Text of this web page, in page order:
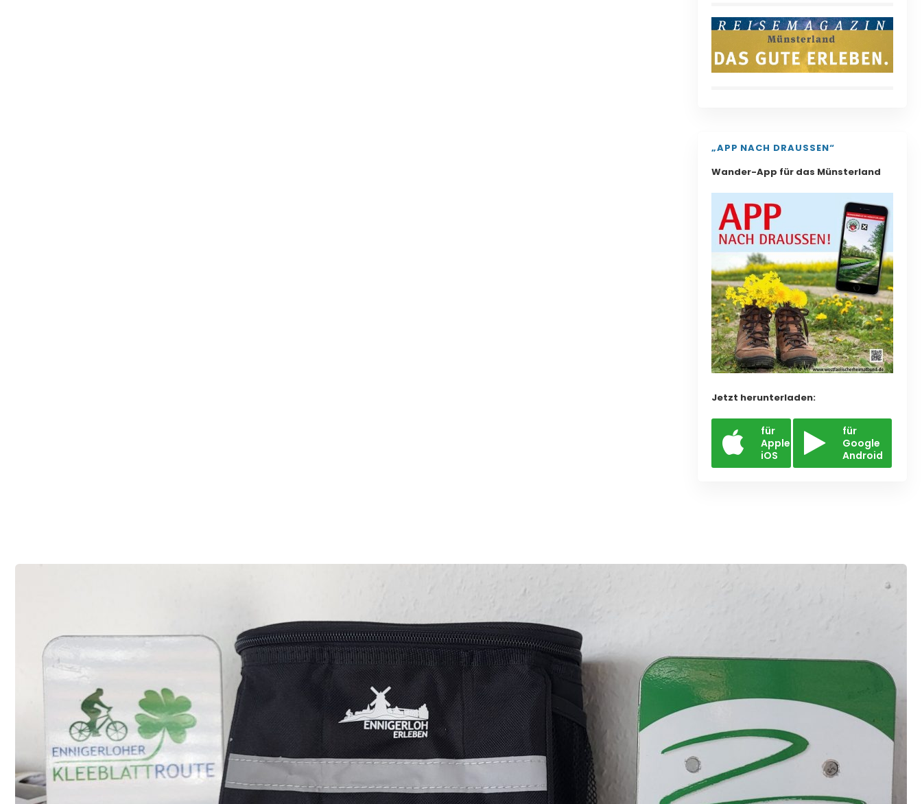
„APP NACH DRAUSSEN“
Wander-App für das Münsterland
Jetzt herunterladen:
für
Apple
iOS
für
Google
Android